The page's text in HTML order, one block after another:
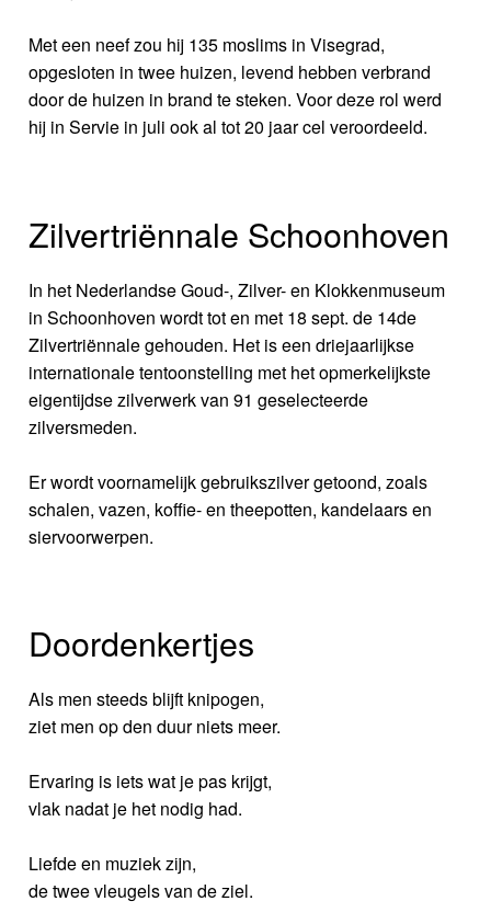
Met een neef zou hij 135 moslims in Visegrad,
opgesloten in twee huizen, levend hebben verbrand
door de huizen in brand te steken. Voor deze rol werd
hij in Servie in juli ook al tot 20 jaar cel veroordeeld.
Zilvertriënnale Schoonhoven
In het Nederlandse Goud-, Zilver- en Klokkenmuseum
in Schoonhoven wordt tot en met 18 sept. de 14de
Zilvertriënnale gehouden. Het is een driejaarlijkse
internationale tentoonstelling met het opmerkelijkste
eigentijdse zilverwerk van 91 geselecteerde
zilversmeden.
Er wordt voornamelijk gebruikszilver getoond, zoals
schalen, vazen, koffie- en theepotten, kandelaars en
siervoorwerpen.
Doordenkertjes
Als men steeds blijft knipogen,
ziet men op den duur niets meer.
Ervaring is iets wat je pas krijgt,
vlak nadat je het nodig had.
Liefde en muziek zijn,
de twee vleugels van de ziel.